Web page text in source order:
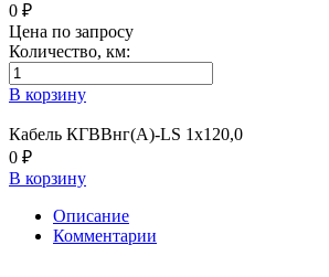
0 ₽
Цена по запросу
Количество, км:
В корзину
Кабель КГВВнг(А)-LS 1х120,0
0 ₽
В корзину
Описание
Комментарии